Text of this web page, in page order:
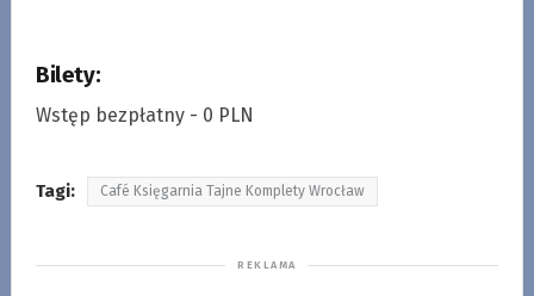
Bilety:
Wstęp bezpłatny - 0 PLN
Tagi: Café Księgarnia Tajne Komplety Wrocław